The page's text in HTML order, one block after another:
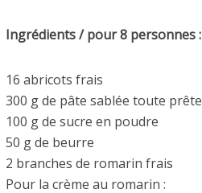
Ingrédients / pour 8 personnes :
16 abricots frais
300 g de pâte sablée toute prête
100 g de sucre en poudre
50 g de beurre
2 branches de romarin frais
Pour la crème au romarin :